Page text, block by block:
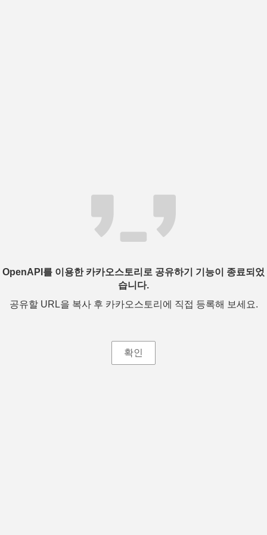
OpenAPI를 이용한 카카오스토리로 공유하기 기능이 종료되었
습니다.
공유할 URL을 복사 후 카카오스토리에 직접 등록해 보세요.
확인